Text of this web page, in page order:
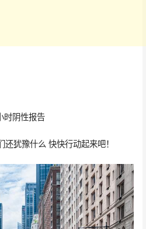
时阴性报告
犹豫什么 快快行动起来吧！